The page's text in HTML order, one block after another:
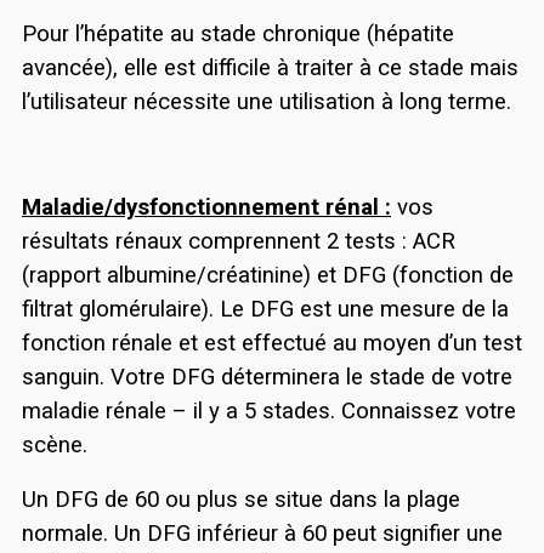
Pour l’hépatite au stade chronique (hépatite
avancée), elle est difficile à traiter à ce stade mais
l’utilisateur nécessite une utilisation à long terme.
Maladie/dysfonctionnement rénal : vos
résultats rénaux comprennent 2 tests : ACR
(rapport albumine/créatinine) et DFG (fonction de
filtrat glomérulaire). Le DFG est une mesure de la
fonction rénale et est effectué au moyen d’un test
sanguin. Votre DFG déterminera le stade de votre
maladie rénale – il y a 5 stades. Connaissez votre
scène.
Un DFG de 60 ou plus se situe dans la plage
normale. Un DFG inférieur à 60 peut signifier une